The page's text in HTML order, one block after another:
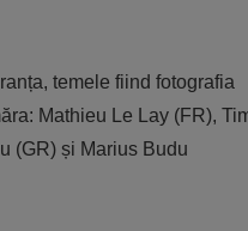
temele fiind fotografia
Mathieu Le Lay (FR),
(GR) și Marius Budu